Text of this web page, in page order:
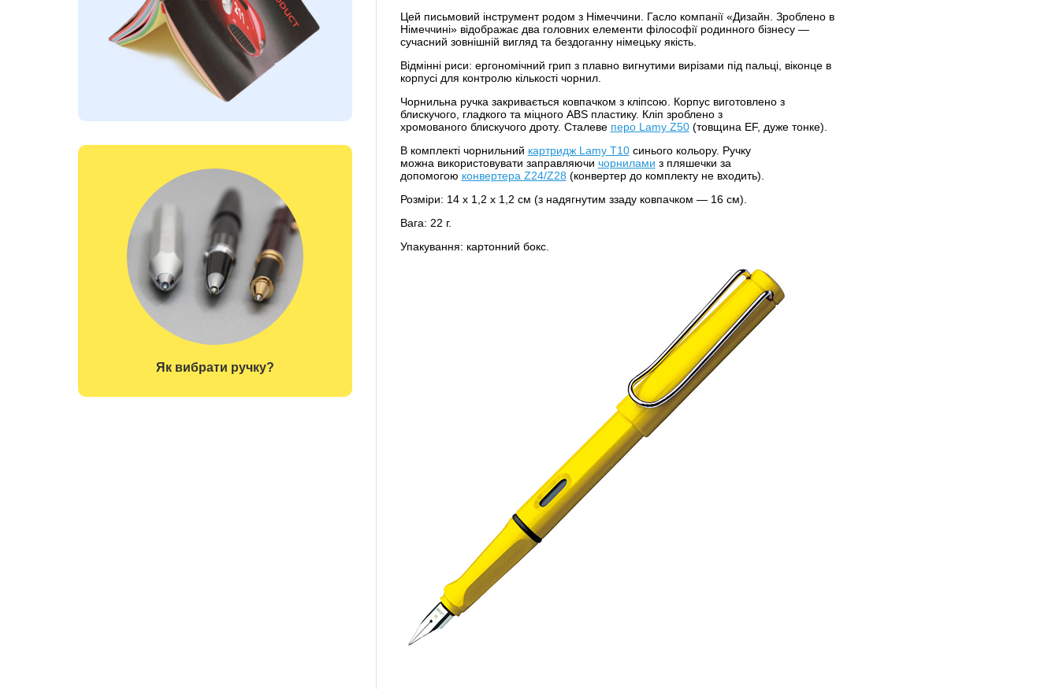
Як вибрати ручку?
Цей письмовий інструмент родом з Німеччини. Гасло компанії «Дизайн. Зроблено в
Німеччині» відображає два головних елементи філософії родинного бізнесу —
сучасний зовнішній вигляд та бездоганну німецьку якість.
Відмінні риси: ергономічний грип з плавно вигнутими вирізами під пальці, віконце в
корпусі для контролю кількості чорнил.
Чорнильна ручка закривається ковпачком з кліпсою. Корпус виготовлено з
блискучого, гладкого та міцного ABS пластику. Кліп зроблено з
хромованого блискучого дроту. Сталеве перо Lamy Z50(товщина EF, дуже тонке).
В комплекті чорнильний картридж Lamy Т10синього кольору. Ручку
можна використовувати заправляючи чорнилами з пляшечки за
допомогою конвертера Z24/Z28 (конвертер до комплекту не входить).
Розміри: 14 х 1,2 х 1,2 см (з надягнутим ззаду ковпачком — 16 см).
Вага: 22 г.
Упакування: картонний бокс.